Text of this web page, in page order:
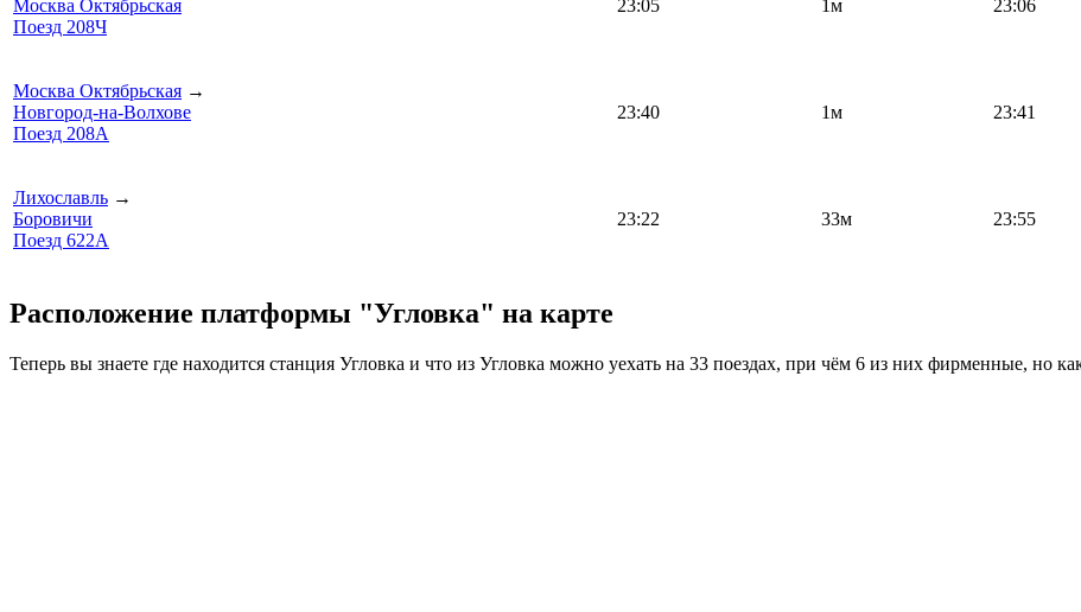
Москва Октябрьская
Поезд 208Ч
23:05 1м 23:06
Москва Октябрьская →
Новгород-на-Волхове
Поезд 208А
23:40 1м 23:41
Лихославль →
Боровичи
Поезд 622А
23:22 33м 23:55
Расположение платформы "Угловка" на карте
Теперь вы знаете где находится станция Угловка и что из Угловка можно уехать на 33 поездах, при чём 6 из них фирменные, но